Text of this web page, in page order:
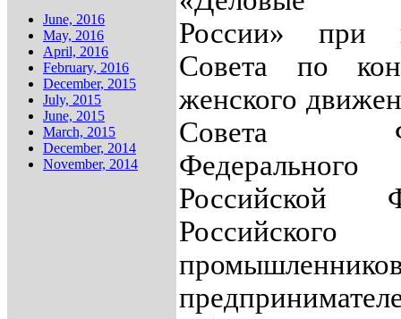
June, 2016
May, 2016
April, 2016
February, 2016
December, 2015
July, 2015
June, 2015
March, 2015
December, 2014
November, 2014
России» при
Совета по
женского
Совета
Федерального
Российской